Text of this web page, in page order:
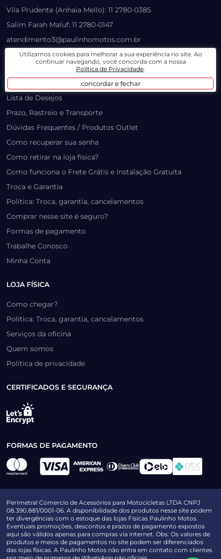
Vila Prudente (Anhaia Mello): 11 2780-0385
Salim Farah Maluf: 11 2780-0147
atendimento3@paulinhomotos.com.br
atendimento2@paulinhomotos.com.br
LOJA VIRTUAL
Lista de Desejos
Prazo, Rastreio e Transporte
Dúvidas Frequentes / Produtos Outlet
Como recuperar sua senha
Como retirar na loja física?
Como funciona o Frete Grátis e Instalação Gratuita
Troca e Garantia
Política: Troca, garantia, cancelamentos
Comprar nesse site é seguro?
Formas de pagamento
Trabalhe Conosco
Minha Conta
LOJA FÍSICA
Como chegar?
Política: Troca, garantia, cancelamentos
Serviços da oficina
Quem somos
Política de privacidade
CERTIFICADOS E SEGURANÇA
FORMAS DE PAGAMENTO
Perimetral Comercio de Acessórios para Motocicletas LTDA CNPJ
08.390.881/0001-06. A disponibilidade dos produtos nesse site podem
ter divergências com o estoque das lojas Físicas Paulinho Motos.
Eventuais promoções, descontos e prazos de pagamento expostos
aqui são válidos apenas para compras via internet. Obs: Os valores de
produtos e meios de pagamentos no site podem ser diferenciados
das lojas físicas. A Paulinho Motos não entra em contato com clientes
Utilizamos cookies para melhorar a sua experiência no site. Ao
continuar navegando, você concorda com a nossa
Política de Privacidade.
concordar e fechar